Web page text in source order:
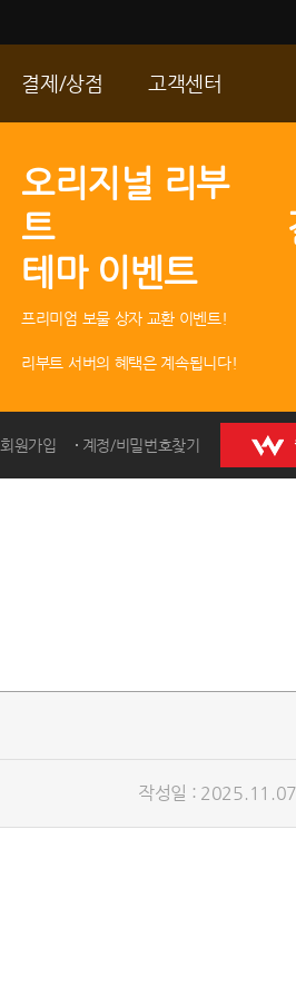
오리지널 리부
트 결전
테마 이벤
프리미엄 보물 상자 교환 이벤트!
리부트 서버의 혜택은 계속됩니다!
회원가입 계정/비밀번호찾기
결제/상점
마이 Wshop
내 캐시
고객센터
문의/신고
운영정책
작성일 :